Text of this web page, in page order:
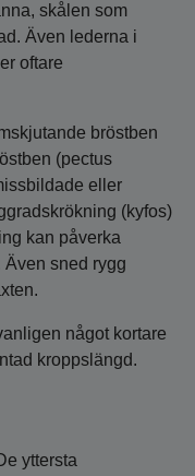
skålen som
Även lederna i
oftare
bröstben
(pectus
eller
(kyfos)
kan påverka
Även sned rygg
något kortare
kroppslängd.
yttersta